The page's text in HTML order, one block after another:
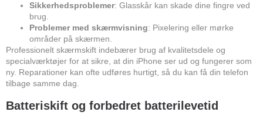
Sikkerhedsproblemer: Glasskår kan skade dine fingre ved
brug.
Problemer med skærmvisning: Pixelering eller mørke
områder på skærmen.
Professionelt skærmskift indebærer brug af kvalitetsdele og
specialværktøjer for at sikre, at din iPhone ser ud og fungerer som
ny. Reparationer kan ofte udføres hurtigt, så du kan få din telefon
tilbage samme dag.
Batteriskift og forbedret batterilevetid